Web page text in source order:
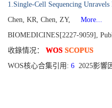
1.Single-Cell Sequencing
Chen, KR, Chen, ZY,
More...
BIOMEDICINES[2227-9059],
收錄情况： WOS SCOPUS
WOS核心合集引用: 6 2025影響